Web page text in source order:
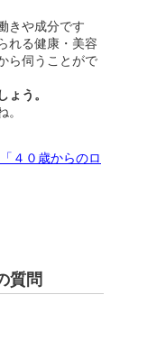
きや成分です
れる健康・美容
ら伺うことがで
う。
４０歳からのロ
質問